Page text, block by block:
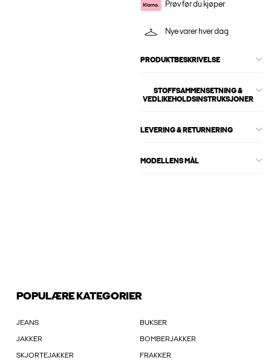
Prøv før du kjøper
Nye varer hver dag
PRODUKTBESKRIVELSE
STOFFSAMMENSETNING &
VEDLIKEHOLDSINSTRUKSJONER
LEVERING & RETURNERING
MODELLENS MÅL
POPULÆRE KATEGORIER
JEANS BUKSER
JAKKER BOMBERJAKKER
SKJORTEJAKKER FRAKKER